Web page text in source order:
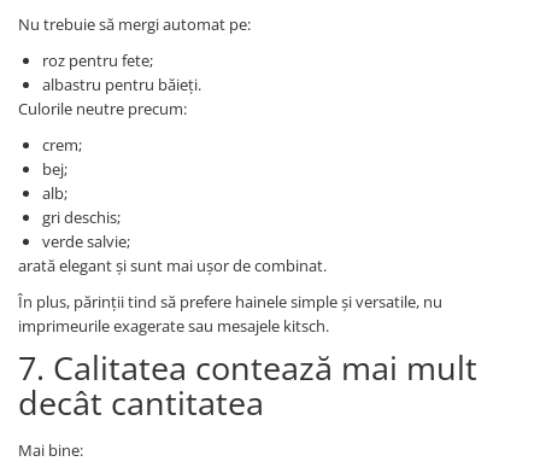
Nu trebuie să mergi automat pe:
roz pentru fete;
albastru pentru băieți.
Culorile neutre precum:
crem;
bej;
alb;
gri deschis;
verde salvie;
arată elegant și sunt mai ușor de combinat.
În plus, părinții tind să prefere hainele simple și versatile, nu
imprimeurile exagerate sau mesajele kitsch.
7. Calitatea contează mai mult
decât cantitatea
Mai bine: